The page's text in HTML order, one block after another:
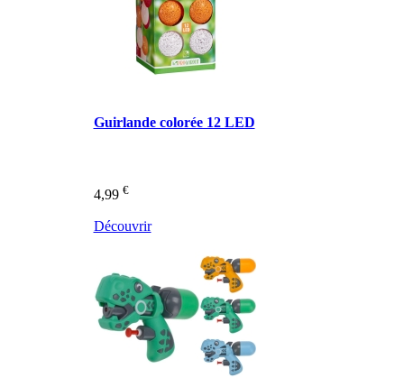
Guirlande colorée 12 LED
4,99 €
Découvrir